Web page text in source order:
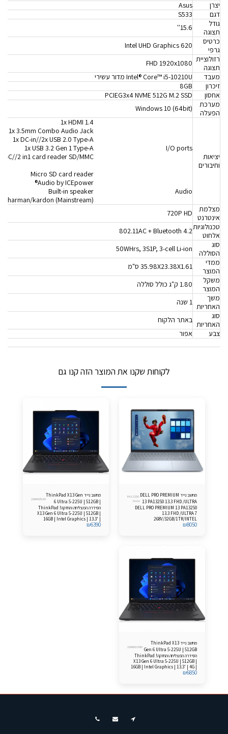
יצרן
Asus
דגם
S533
גודל
תצוגה
15.6''
כרטיס
גרפי
Intel UHD Graphics 620
רזולוציית
תצוגה
FHD 1920x1080
מעבד
Intel® Core™ i5-10210U מדור עשירי
זיכרון
8GB
אחסון
PCIEG3x4 NVME 512G M.2 SSD
מערכת
הפעלה
(Windows 10 (64bit
יציאות
וחיבורים
I/O ports
1x HDMI 1.4
1x 3.5mm Combo Audio Jack
1x DC-in//2x USB 2.0 Type-A
1x USB 3.2 Gen 1 Type-A
C//2 in1 card reader SD/MMC
Micro SD card reader
Audio
Audio by ICEpower®
Built-in speaker
harman/kardon (Mainstream)
מצלמת
אינטרנט
720P HD
טכנולוגיות
אלחוט
802.11AC + Bluetooth 4.2
סוג
הסוללה
50WHrs, 3S1P, 3-cell Li-ion
ממדי
המוצר
35.98X23.38X1.61 ס"מ
משקל
המוצר
1.80 ק"ג כולל סוללה
משך
האחריות 1 שנה
סוג
האחריות באתר הלקוח
צבע
אפור
לקוחות שקנו את המוצר הזה קנו גם
מחשב נייד DELL PRO PREMIUM
13 PA13250 13.3 FHD /ULTRA
7 268V/32GB/1TB
PA13250-
7444
DELL PRO PREMIUM 13 PA13250
13.3 FHD /ULTRA 7
268V/32GB/1TR/INTEL
HD/FP/LKB/3C/WIN11PRO/3YOS
₪8050
מחשב נייד ThinkPad X13 Gen
6 Ultra 5-225U | 512GB |
16GB Windows 11 Pro
21RK005UIV
הסידרה המצליחה והחזקה! ThinkPad
X13 Gen 6 Ultra 5-225U | 512GB |
16GB | Intel Graphics | 13.3' |
Windows 11 Pro
₪6390
מחשב נייד ThinkPad X13
Gen 6 Ultra 5-225U | 512GB
| 16GB Windows 11 Pro
21RK003MIV
הסידרה המצליחה והחזקה! ThinkPad
X13 Gen 6 Ultra 5-225U | 512GB |
16GB | Intel Graphics | 13.3' | 4G |
Windows 11 Pro
₪6850